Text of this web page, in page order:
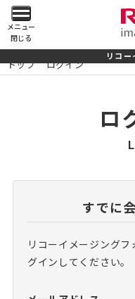
メ
イ
ン
を
開
メニュー
閉じる
リコー
トップ ログイン
ロ
すでに
リコーイメージングフ
グインしてください。